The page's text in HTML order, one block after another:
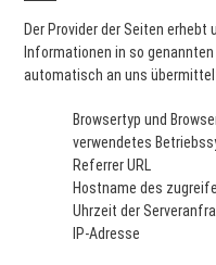
Der Provider der Seiten
Informationen in so
automatisch an uns
Browsertyp und
verwendetes
Referrer URL
Hostname des
Uhrzeit der
IP-Adresse